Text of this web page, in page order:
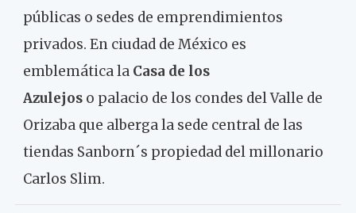
públicas o sedes de emprendimientos
privados. En ciudad de México es
emblemática la Casa de los
Azulejos o palacio de los condes del Valle de
Orizaba que alberga la sede central de las
tiendas Sanborn´s propiedad del millonario
Carlos Slim.